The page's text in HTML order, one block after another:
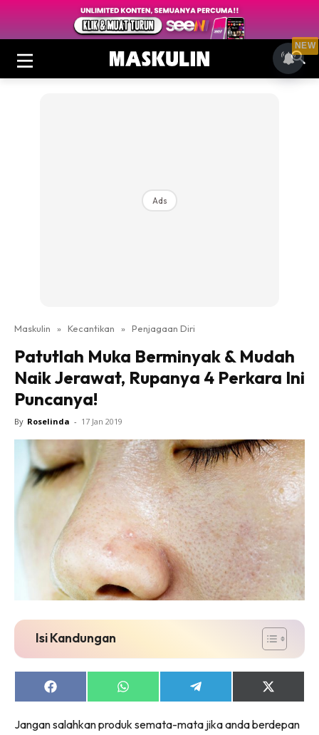
Ads
Maskulin » Kecantikan » Penjagaan Diri
Patutlah Muka Berminyak & Mudah
Naik Jerawat, Rupanya 4 Perkara Ini
Puncanya!
By Roselinda - 17 Jan 2019
Isi Kandungan
Share
on
Share
on
Share
on
Share
on
(Twitter)
Jangan salahkan produk semata-mata jika anda berdepan
NEW